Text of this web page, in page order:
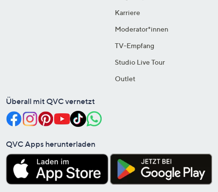
Karriere
Moderator*innen
TV-Empfang
Studio Live Tour
Outlet
Überall mit QVC vernetzt
QVC Apps herunterladen